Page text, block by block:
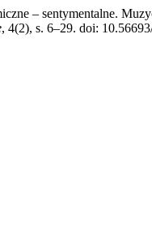
– sentymentalne.
, 4(2), s. 6–29. doi: